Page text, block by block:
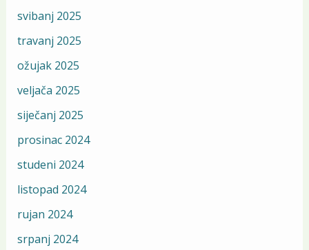
svibanj 2025
travanj 2025
ožujak 2025
veljača 2025
siječanj 2025
prosinac 2024
studeni 2024
listopad 2024
rujan 2024
srpanj 2024